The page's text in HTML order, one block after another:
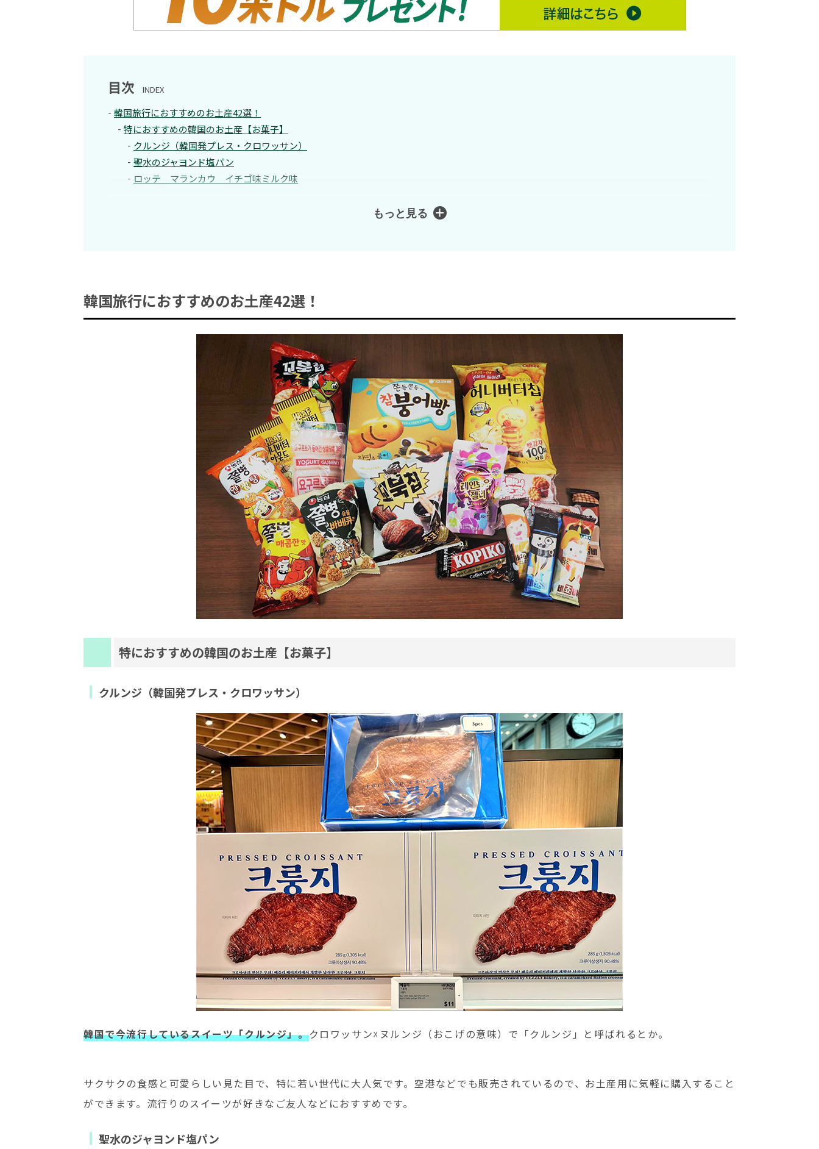
目次 INDEX
韓国旅行におすすめのお土産42選！
特におすすめの韓国のお土産【お菓子】
クルンジ（韓国発プレス・クロワッサン）
聖水のジャヨンド塩パン
ロッテ マランカウ イチゴ味ミルク味
もっと見る
韓国旅行におすすめのお土産42選！
特におすすめの韓国のお土産【お菓子】
クルンジ（韓国発プレス・クロワッサン）
韓国で今流行しているスイーツ「クルンジ」。クロワッサン☓ヌルンジ（おこげの意味）で「クルンジ」と呼ばれるとか。
サクサクの食感と可愛らしい見た目で、特に若い世代に大人気です。空港などでも販売されているので、お土産用に気軽に購入すること
ができます。流行りのスイーツが好きなご友人などにおすすめです。
聖水のジャヨンド塩パン